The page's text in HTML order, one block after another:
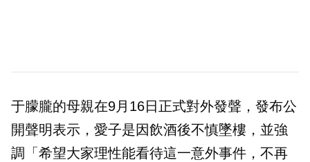
于朦朧的母親在9月16日正式對外發聲，發布公
開聲明表示，愛子是因飲酒後不慎墜樓，並強
調「希望大家理性能看待這一意外事件，不再